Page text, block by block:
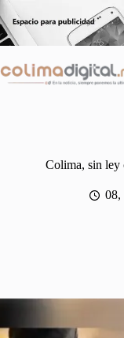
Saltar
al
contenido
Colima, sin ley
08,